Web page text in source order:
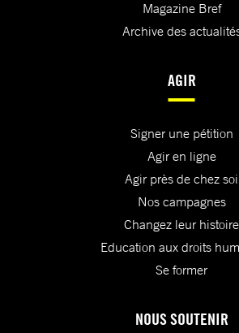
Magazine Bref
Archive des
AGIR
Signer une pétition
Agir en ligne
Agir près de chez soi
Nos campagnes
Changez leur histoire
Education aux droits
Se former
NOUS SOUTENIR